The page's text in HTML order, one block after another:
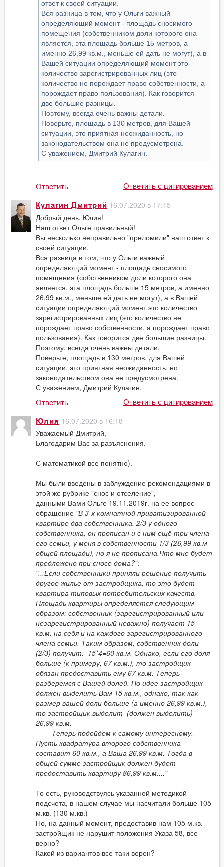
ответ к своей ситуации.
Вся разница в том, что у Ольги важный
определяющий момент - площадь сносимого
помещения (собственником доли которого она
является, эта площадь больше 15 метров, а
именно 26,99 кв.м., меньше ей дать не могут), а в
Вашей ситуации определяющий момент это
количество зарегистрированных лиц (это
количество не порождает право собственности, а
порождает право пользования). Как говорится
две большие разницы.
Поэтому, всегда очень важны детали.
Поверьте, площадь в 130 метров, для Вашей
ситуации, это приятная неожиданность, но
законодательством она не предусмотрена.
С уважением, Дмитрий Кулагин.
Ответить Ответить с цитированием
Кулагин Дмитрий 16.07.2020 в 17:15
Добрый день, Юлия!
Наш ответ Ольге правильный!
Вы несколько неправильно "преломили" наш ответ к
своей ситуации.
Вся разница в том, что у Ольги важный
определяющий момент - площадь сносимого
помещения (собственником доли которого она
является, эта площадь больше 15 метров, а именно
26,99 кв.м., меньше ей дать не могут), а в Вашей
ситуации определяющий момент это количество
зарегистрированных лиц (это количество не
порождает право собственности, а порождает право
пользования). Как говорится две большие разницы.
Поэтому, всегда очень важны детали.
Поверьте, площадь в 130 метров, для Вашей
ситуации, это приятная неожиданность, но
законодательством она не предусмотрена.
С уважением, Дмитрий Кулагин.
Ответить Ответить с цитированием
Юлия 16.07.2020 в 16:18
Уважаемый Дмитрий,
Благодарим Вас за разъяснения.
С математикой все понятно).
Мы были введены в заблуждение рекомендациями в
этой же рубрике "снос и отселение",
данными Вами Ольге 19.11.2019г. на ее вопрос-
обращение "В 3-х комнатной приватизированной
квартире два собственника. 2/3 у одного
собственника, он прописан и с ним ещё три члена
его семьи, у меня в собственности 1/3 (26,99 кв.м
общей площади), но я не прописана.Что мне будет
предложено при сносе дома?":
"...Если собственники приняли решение получить
другое жилье от застройщика, то это будет
квартира типовых потребительских качеств.
Площадь квартиры определяется следующим
образом: собственник (зарегистрированный или
незарегистрированный неважно) получает 15
кв.м. на себя и на каждого зарегистрированного
члена семьи. Таким образом, собственник доли
(2/3) получит: 15*4=60 кв.м. Однако, если его доля
больше (к примеру, 67 кв.м.), то застройщик
обязан предоставить ему 67 кв.м. Теперь
разберемся с Вашей долей. По идее застройщик
должен выделить Вам 15 кв.м., однако, так как
размер вашей доли больше (а именно 26,99 кв.м.),
то застройщик выделит (должен выделить) -
26,99 кв.м.
Теперь подойдем к самому интересному.
Пусть квадратура второго собственника
составит 60 кв.м., а Ваша 26,99 кв.м. Тогда в
общей сумме застройщик должен будет
предоставить квартиру 86,99 кв.м...."
То есть, руководствуясь указанной методикой
подсчета, в нашем случае мы насчитали больше 105
м.кв. (130 м.кв.)
Но, на данный момент, предоставив нам 105 м.кв.
застройщик не нарушит положения Указа 58, все
верно?
Какой из вариантов все-таки верен?